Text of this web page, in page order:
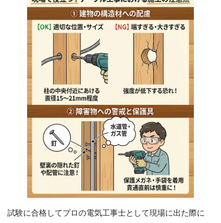
試験に合格してプロの電気工事士として現場に出た際に